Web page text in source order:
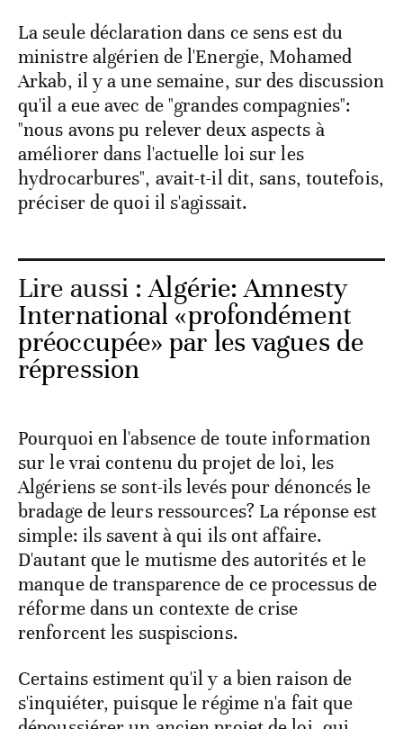
La seule déclaration dans ce sens est du
ministre algérien de l'Energie, Mohamed
Arkab, il y a une semaine, sur des discussion
qu'il a eue avec de "grandes compagnies":
"nous avons pu relever deux aspects à
améliorer dans l'actuelle loi sur les
hydrocarbures", avait-t-il dit, sans, toutefois,
préciser de quoi il s'agissait.
Lire aussi :Algérie: Amnesty
International «profondément
préoccupée» par les vagues de
répression
Pourquoi en l'absence de toute information
sur le vrai contenu du projet de loi, les
Algériens se sont-ils levés pour dénoncés le
bradage de leurs ressources? La réponse est
simple: ils savent à qui ils ont affaire.
D'autant que le mutisme des autorités et le
manque de transparence de ce processus de
réforme dans un contexte de crise
renforcent les suspiscions.
Certains estiment qu'il y a bien raison de
s'inquiéter, puisque le régime n'a fait que